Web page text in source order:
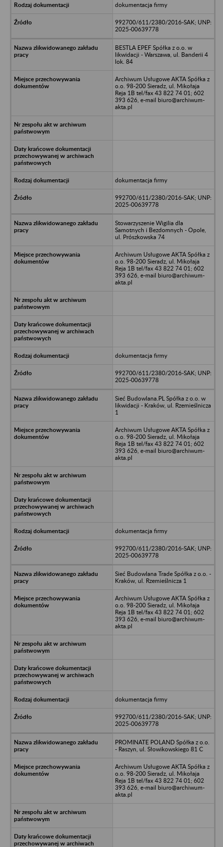
dokumentacja firmy
992700/611/2380/2016-SAK; UNP:
2025-00639778
BESTLA EPEF Spółka z o.o. w
likwidacji - Warszawa, ul. Banderii 4
lok. 84
Archiwum Usługowe AKTA Spółka z
o.o. 98-200 Sieradz, ul. Mikołaja
Reja 1B tel/fax 43 822 74 01; 602
393 626, e-mail biuro@archiwum-
akta.pl
dokumentacja firmy
992700/611/2380/2016-SAK; UNP:
2025-00639778
Stowarzyszenie Wigilia dla
Samotnych i Bezdomnych - Opole,
ul. Prószkowska 74
Archiwum Usługowe AKTA Spółka z
o.o. 98-200 Sieradz, ul. Mikołaja
Reja 1B tel/fax 43 822 74 01; 602
393 626, e-mail biuro@archiwum-
akta.pl
dokumentacja firmy
992700/611/2380/2016-SAK; UNP:
2025-00639778
Sieć Budowlana.PL Spółka z o.o. w
likwidacji - Kraków, ul. Rzemieślnicza
1
Archiwum Usługowe AKTA Spółka z
o.o. 98-200 Sieradz, ul. Mikołaja
Reja 1B tel/fax 43 822 74 01; 602
393 626, e-mail biuro@archiwum-
akta.pl
dokumentacja firmy
992700/611/2380/2016-SAK; UNP:
2025-00639778
Sieć Budowlana Trade Spółka z o.o. -
Kraków, ul. Rzemieślnicza 1
Archiwum Usługowe AKTA Spółka z
o.o. 98-200 Sieradz, ul. Mikołaja
Reja 1B tel/fax 43 822 74 01; 602
393 626, e-mail biuro@archiwum-
akta.pl
dokumentacja firmy
992700/611/2380/2016-SAK; UNP:
2025-00639778
PROMINATE POLAND Spółka z o.o.
- Raszyn, ul. Słowikowskiego 81 C
Archiwum Usługowe AKTA Spółka z
o.o. 98-200 Sieradz, ul. Mikołaja
Reja 1B tel/fax 43 822 74 01; 602
393 626, e-mail biuro@archiwum-
akta.pl